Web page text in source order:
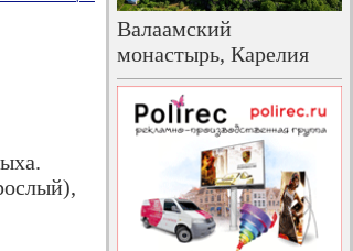
Валаамский
монастырь, Карелия